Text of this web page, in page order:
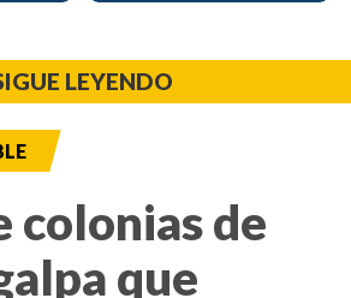
LEYENDO
colonias de
que